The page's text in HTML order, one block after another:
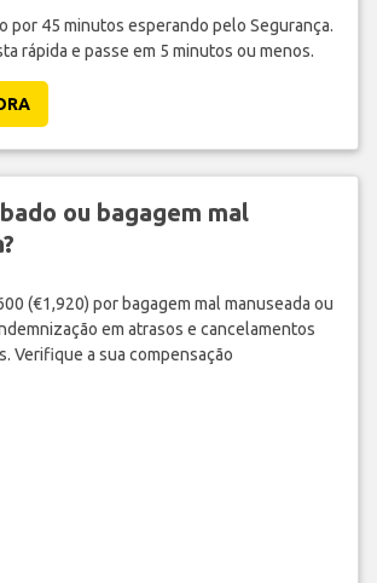
por 45 minutos esperando pelo Segurança.
rápida e passe em 5 minutos ou menos.
ou bagagem mal
(€1,920) por bagagem mal manuseada ou
em atrasos e cancelamentos
Verifique a sua compensação